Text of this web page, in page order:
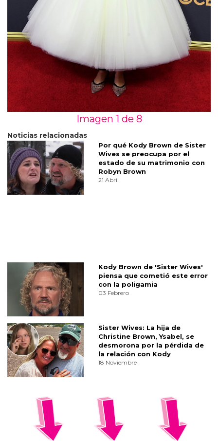
Imagen 1 de 8
Noticias relacionadas
Por qué Kody Brown de Sister
Wives se preocupa por el
estado de su matrimonio con
Robyn Brown
21 Abril
Kody Brown de 'Sister Wives'
piensa que cometió este error
con la poligamia
03 Febrero
Sister Wives: La hija de
Christine Brown, Ysabel, se
desmorona por la pérdida de
la relación con Kody
18 Noviembre